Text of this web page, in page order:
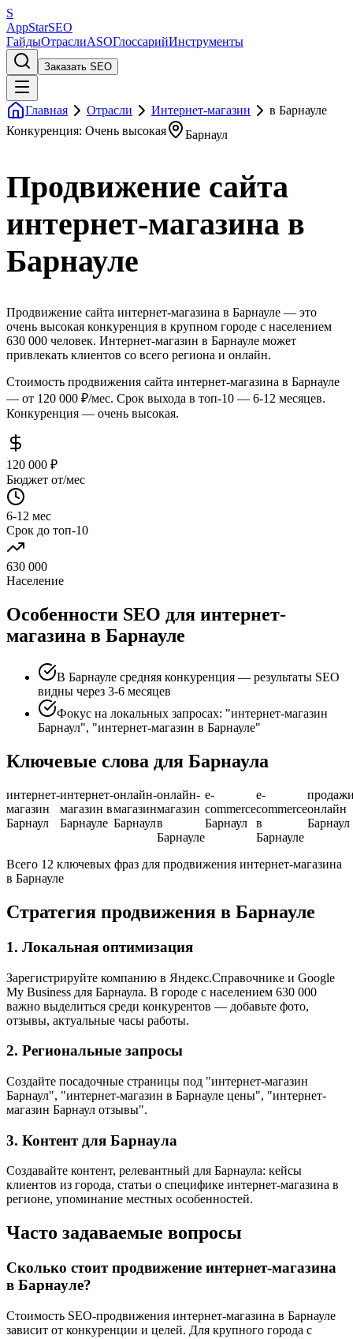
S
AppStarSEO
ГайдыОтраслиASOГлоссарийИнструменты
Заказать SEO
Главная Отрасли Интернет-магазин
в Барнауле
Конкуренция: Очень высокая
Барнаул
Продвижение сайта
интернет-магазина в
Барнауле
Продвижение сайта интернет-магазина в Барнауле — это
очень высокая конкуренция в крупном городе с населением
630 000 человек. Интернет-магазин в Барнауле может
привлекать клиентов со всего региона и онлайн.
Стоимость продвижения сайта интернет-магазина в Барнауле
— от 120 000 ₽/мес. Срок выхода в топ-10 — 6-12 месяцев.
Конкуренция — очень высокая.
120 000 ₽
Бюджет от/мес
6-12 мес
Срок до топ-10
630 000
Население
Особенности SEO для интернет-
магазина в Барнауле
В Барнауле средняя конкуренция — результаты SEO
видны через 3-6 месяцев
Фокус на локальных запросах: "интернет-магазин
Барнаул", "интернет-магазин в Барнауле"
Ключевые слова для Барнаула
интернет-
магазин
Барнаул
интернет-
магазин в
Барнауле
онлайн-
магазин
Барнаул
онлайн-
магазин
в
Барнауле
e-
commerce
Барнаул
e-
commerce
в
Барнауле
онлайн
Барнаул
Всего 12 ключевых фраз для продвижения интернет-магазина
в Барнауле
Стратегия продвижения в Барнауле
1. Локальная оптимизация
Зарегистрируйте компанию в Яндекс.Справочнике и Google
My Business для Барнаула. В городе с населением 630 000
важно выделиться среди конкурентов — добавьте фото,
отзывы, актуальные часы работы.
2. Региональные запросы
Создайте посадочные страницы под "интернет-магазин
Барнаул", "интернет-магазин в Барнауле цены", "интернет-
магазин Барнаул отзывы".
3. Контент для Барнаула
Создавайте контент, релевантный для Барнаула: кейсы
клиентов из города, статьи о специфике интернет-магазина в
регионе, упоминание местных особенностей.
Часто задаваемые вопросы
Сколько стоит продвижение интернет-магазина
в Барнауле?
Стоимость SEO-продвижения интернет-магазина в Барнауле
зависит от конкуренции и целей. Для крупного города с